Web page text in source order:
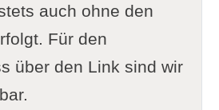
auch ohne den
Für den
über den Link sind wir